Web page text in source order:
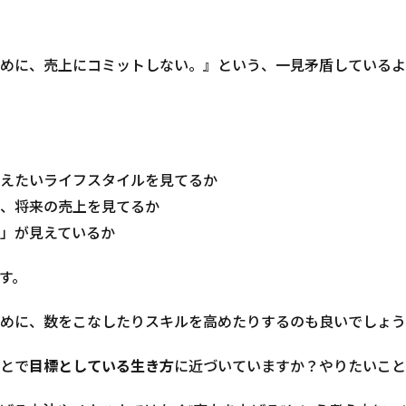
に、売上にコミットしない。』という、一見矛盾している
たいライフスタイルを見てるか
将来の売上を見てるか
が見えているか
。
に、数をこなしたりスキルを高めたりするのも良いでしょ
で目標としている生き方に近づいていますか？やりたいこ